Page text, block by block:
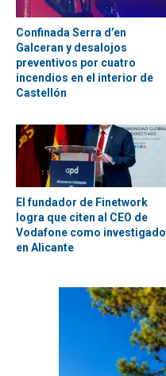
Confinada Serra d’en
Galceran y desalojos
preventivos por cuatro
incendios en el interior de
Castellón
El fundador de Finetwork
logra que citen al CEO de
Vodafone como investigado
en Alicante